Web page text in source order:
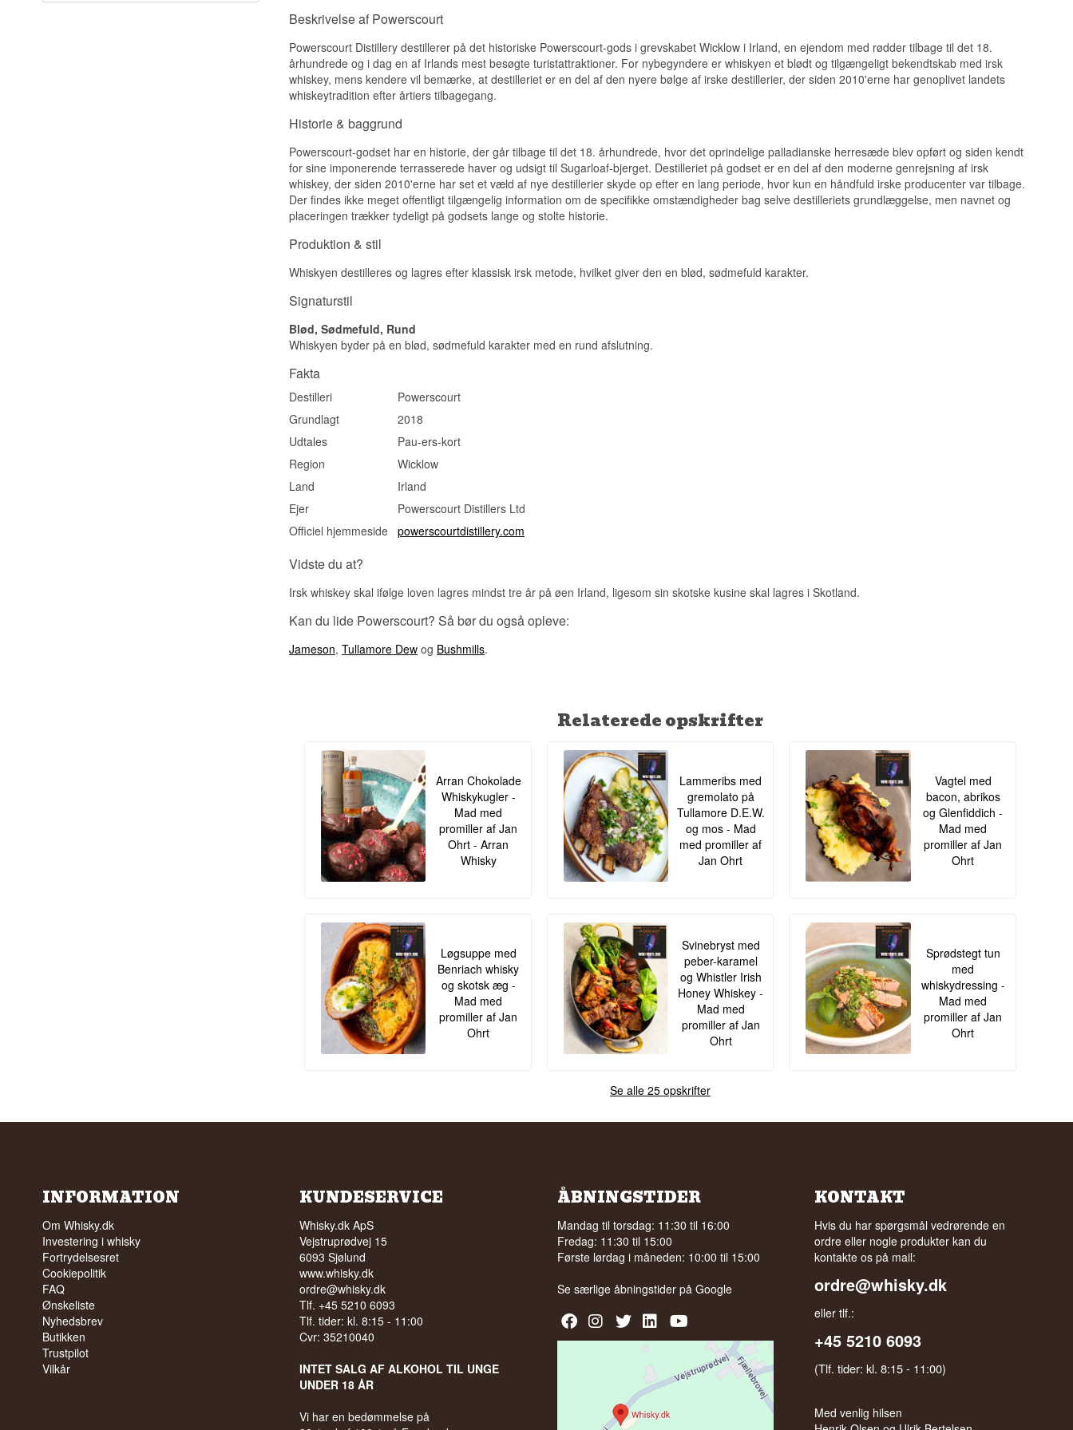
Specifikationer
Navn: Fercullen 10 år
Destilleri:Powerscourt
Region/Land: County Wicklow, Irland
Type: Single Grain Irish Whiskey
Alder: 10 år
EAN nr.: 5391533850039
Smagsprofil
Kornsød · Vaniljepræget · Blød · Rund · Mild
en af de tre flotteste haver i verden, takket være sine 47 hektar have med Sugarloaf
Beskrivelse af Powerscourt
Powerscourt Distillery destillerer på det historiske Powerscourt-gods i grevskabet Wicklow i Irland, en ejendom med rødder tilbage til det 18.
århundrede og i dag en af Irlands mest besøgte turistattraktioner. For nybegyndere er whiskyen et blødt og tilgængeligt bekendtskab med irsk
whiskey, mens kendere vil bemærke, at destilleriet er en del af den nyere bølge af irske destillerier, der siden 2010'erne har genoplivet landets
whiskeytradition efter årtiers tilbagegang.
Historie & baggrund
Powerscourt-godset har en historie, der går tilbage til det 18. århundrede, hvor det oprindelige palladianske herresæde blev opført og siden kendt
for sine imponerende terrasserede haver og udsigt til Sugarloaf-bjerget. Destilleriet på godset er en del af den moderne genrejsning af irsk
whiskey, der siden 2010'erne har set et væld af nye destillerier skyde op efter en lang periode, hvor kun en håndfuld irske producenter var tilbage.
Der findes ikke meget offentligt tilgængelig information om de specifikke omstændigheder bag selve destilleriets grundlæggelse, men navnet og
placeringen trækker tydeligt på godsets lange og stolte historie.
Produktion & stil
Whiskyen destilleres og lagres efter klassisk irsk metode, hvilket giver den en blød, sødmefuld karakter.
Signaturstil
Blød, Sødmefuld, Rund
Whiskyen byder på en blød, sødmefuld karakter med en rund afslutning.
Fakta
Destilleri
Powerscourt
Grundlagt
2018
Udtales
Pau-ers-kort
Region
Wicklow
Land
Irland
Ejer
Powerscourt Distillers Ltd
Officiel hjemmeside powerscourtdistillery.com
Vidste du at?
Irsk whiskey skal ifølge loven lagres mindst tre år på øen Irland, ligesom sin skotske kusine skal lagres i Skotland.
Kan du lide Powerscourt? Så bør du også opleve:
Jameson, Tullamore Dew og Bushmills.
Relaterede opskrifter
Arran Chokolade
Whiskykugler -
Mad med
promiller af Jan
Ohrt - Arran
Whisky
Lammeribs med
gremolato på
Tullamore D.E.W.
og mos - Mad
med promiller af
Jan Ohrt
Vagtel med
bacon, abrikos
og Glenfiddich -
Mad med
promiller af Jan
Ohrt
Løgsuppe med
Benriach whisky
og skotsk æg -
Mad med
promiller af Jan
Ohrt
Svinebryst med
peber-karamel
og Whistler Irish
Honey Whiskey -
Mad med
promiller af Jan
Ohrt
Sprødstegt tun
med
whiskydressing -
Mad med
promiller af Jan
Ohrt
Se alle 25 opskrifter
INFORMATION
Om Whisky.dk
Investering i whisky
Fortrydelsesret
Cookiepolitik
FAQ
Ønskeliste
Nyhedsbrev
Butikken
Trustpilot
Vilkår
KUNDESERVICE
Whisky.dk ApS
Vejstruprødvej 15
6093 Sjølund
www.whisky.dk
ordre@whisky.dk
Tlf. +45 5210 6093
Tlf. tider: kl. 8:15 - 11:00
Cvr: 35210040
INTET SALG AF ALKOHOL TIL UNGE
UNDER 18 ÅR
Vi har en bedømmelse på
ÅBNINGSTIDER
Mandag til torsdag: 11:30 til 16:00
Fredag: 11:30 til 15:00
Første lørdag i måneden: 10:00 til 15:00
Se særlige åbningstider på Google
KONTAKT
Hvis du har spørgsmål vedrørende en
ordre eller nogle produkter kan du
kontakte os på mail:
ordre@whisky.dk
eller tlf.:
+45 5210 6093
(Tlf. tider: kl. 8:15 - 11:00)
Med venlig hilsen